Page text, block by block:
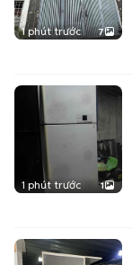
1 phút trước 7
1 phút trước 1